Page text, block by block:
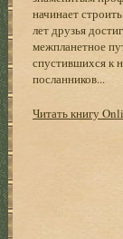
начинает
лет друзья
межпланетное
спустившихся к
посланников...
Читать книгу